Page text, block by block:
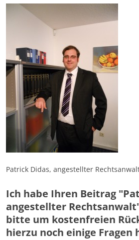
Patrick Didas, angestellter
Ich habe Ihren Beitrag
angestellter
bitte um kostenfreien
hierzu noch einige Fragen